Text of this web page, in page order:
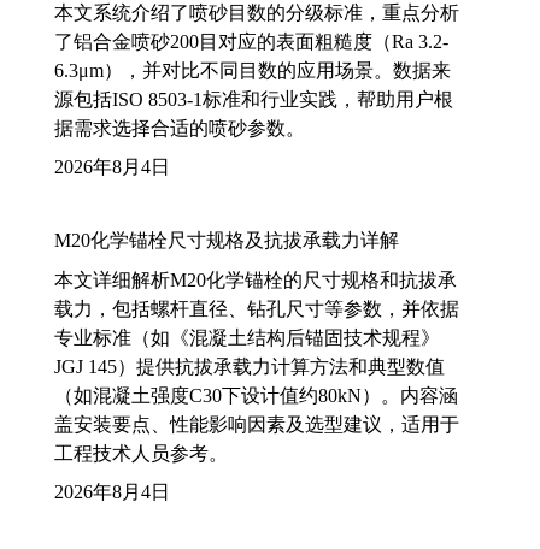
本文系统介绍了喷砂目数的分级标准，重点分析
了铝合金喷砂200目对应的表面粗糙度（Ra 3.2-
6.3μm），并对比不同目数的应用场景。数据来
源包括ISO 8503-1标准和行业实践，帮助用户根
据需求选择合适的喷砂参数。
2026年8月4日
M20化学锚栓尺寸规格及抗拔承载力详解
本文详细解析M20化学锚栓的尺寸规格和抗拔承
载力，包括螺杆直径、钻孔尺寸等参数，并依据
专业标准（如《混凝土结构后锚固技术规程》
JGJ 145）提供抗拔承载力计算方法和典型数值
（如混凝土强度C30下设计值约80kN）。内容涵
盖安装要点、性能影响因素及选型建议，适用于
工程技术人员参考。
2026年8月4日